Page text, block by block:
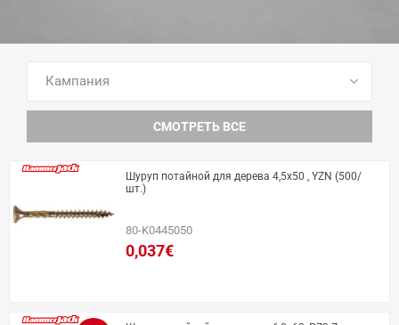
ПОСМОТРЕТЬ ВСЕ ТОВАРЫ
СМОТРЕТЬ ВСЕ
Шуруп потайной для дерева 4,5x50 , YZN (500/
шт.)
80-K0445050
0,037€